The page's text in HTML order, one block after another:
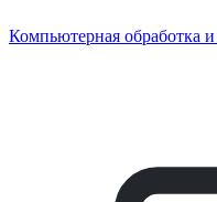
Компьютерная обработка и